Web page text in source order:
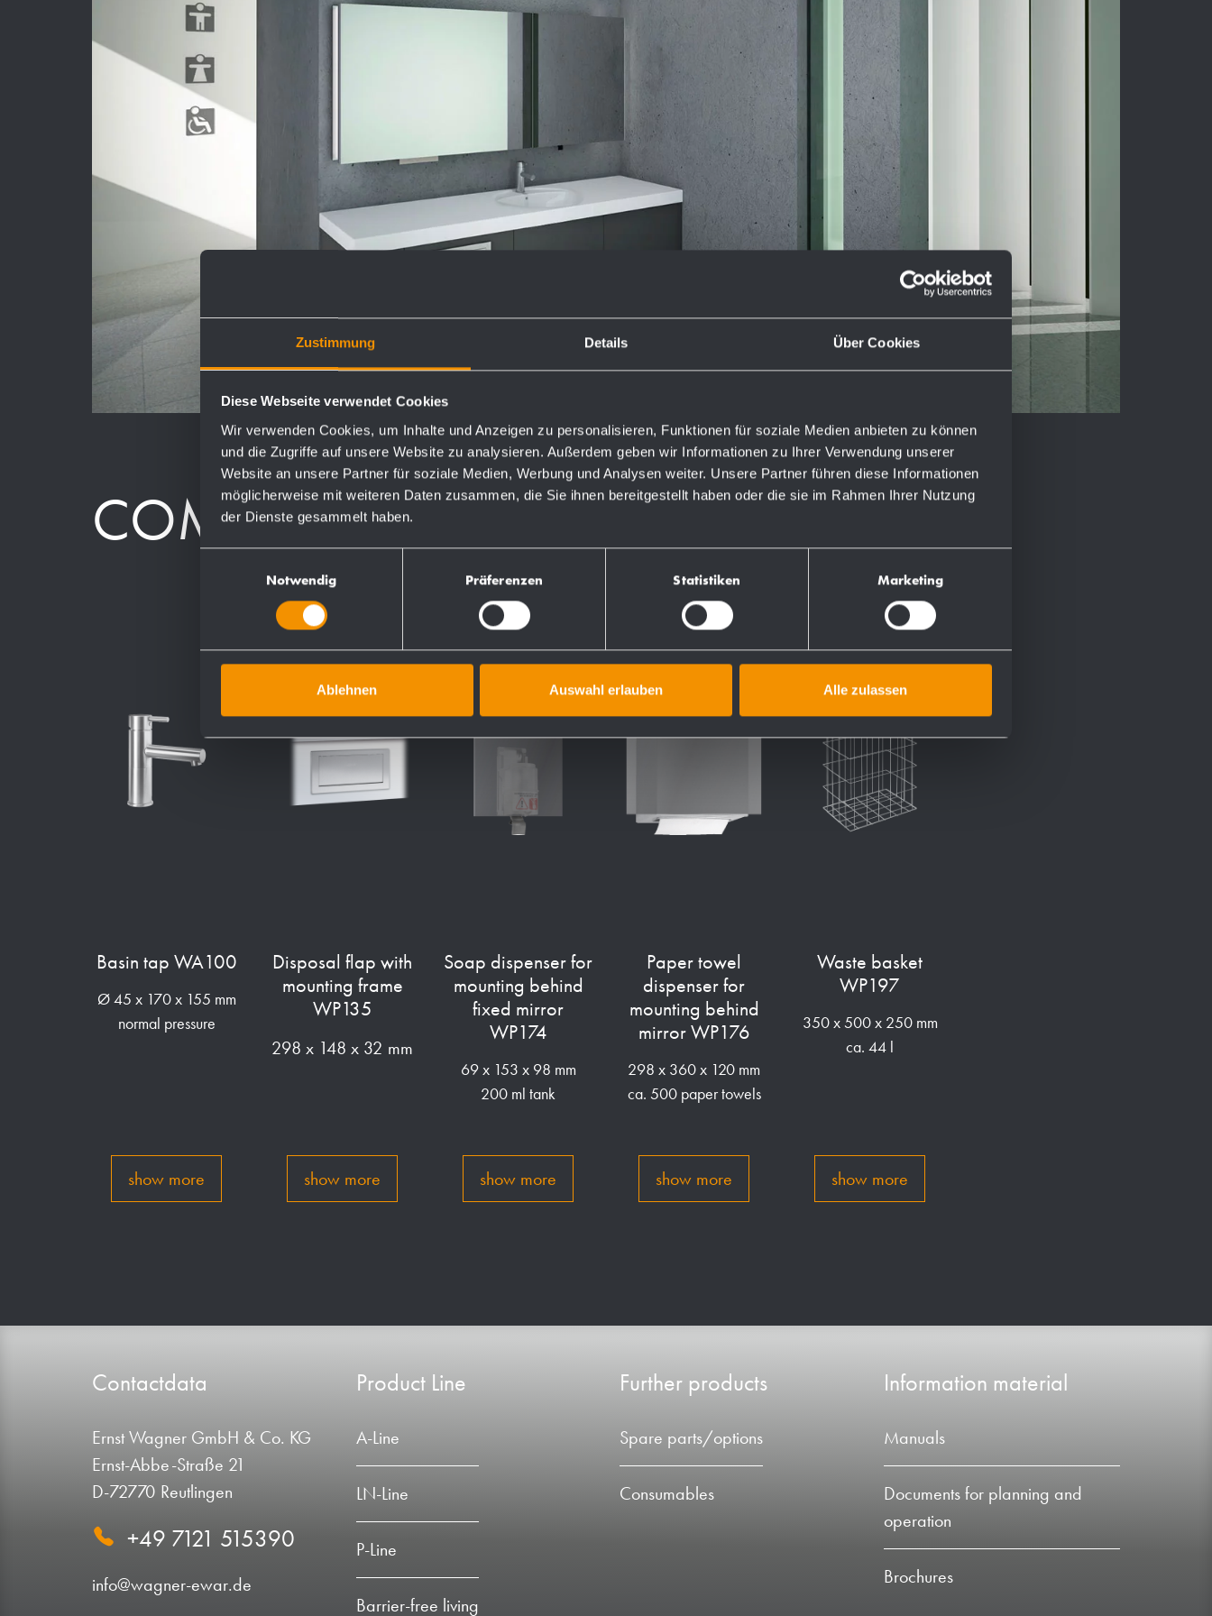
Zustimmung Details Über Cookies
Diese Webseite verwendet Cookies
Wir verwenden Cookies, um Inhalte und Anzeigen zu personalisieren, Funktionen für soziale Medien anbieten zu können
und die Zugriffe auf unsere Website zu analysieren. Außerdem geben wir Informationen zu Ihrer Verwendung unserer
Website an unsere Partner für soziale Medien, Werbung und Analysen weiter. Unsere Partner führen diese Informationen
möglicherweise mit weiteren Daten zusammen, die Sie ihnen bereitgestellt haben oder die sie im Rahmen Ihrer Nutzung
der Dienste gesammelt haben.
Notwendig Präferenzen Statistiken Marketing
Ablehnen Auswahl erlauben Alle zulassen
COMPONENTS
Basin tap WA100
Ø 45 x 170 x 155 mm
normal pressure
show more
Disposal flap with
mounting frame
WP135
298 x 148 x 32 mm
show more
Soap dispenser for
mounting behind
fixed mirror
WP174
69 x 153 x 98 mm
200 ml tank
show more
Paper towel
dispenser for
mounting behind
mirror WP176
298 x 360 x 120 mm
ca. 500 paper towels
show more
Waste basket
WP197
350 x 500 x 250 mm
ca. 44 l
show more
Contactdata
Ernst Wagner GmbH & Co. KG
Ernst-Abbe-Straße 21
D-72770 Reutlingen
+49 7121 515390
info@wagner-ewar.de
Product Line
A-Line
LN-Line
P-Line
Barrier-free living
Further products
Spare parts/options
Consumables
Information material
Manuals
Documents for planning and
operation
Brochures